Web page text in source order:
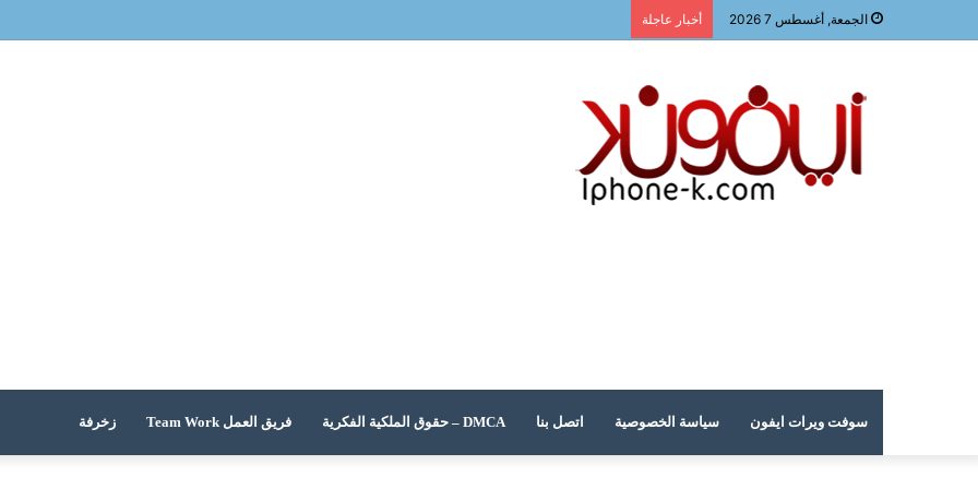
الجمعة, أغسطس 7 2026 أخبار عاجلة
سوفت ويرات ايفون سياسة الخصوصية اتصل بنا DMCA – حقوق الملكية الفكرية فريق العمل Team Work زخرفة